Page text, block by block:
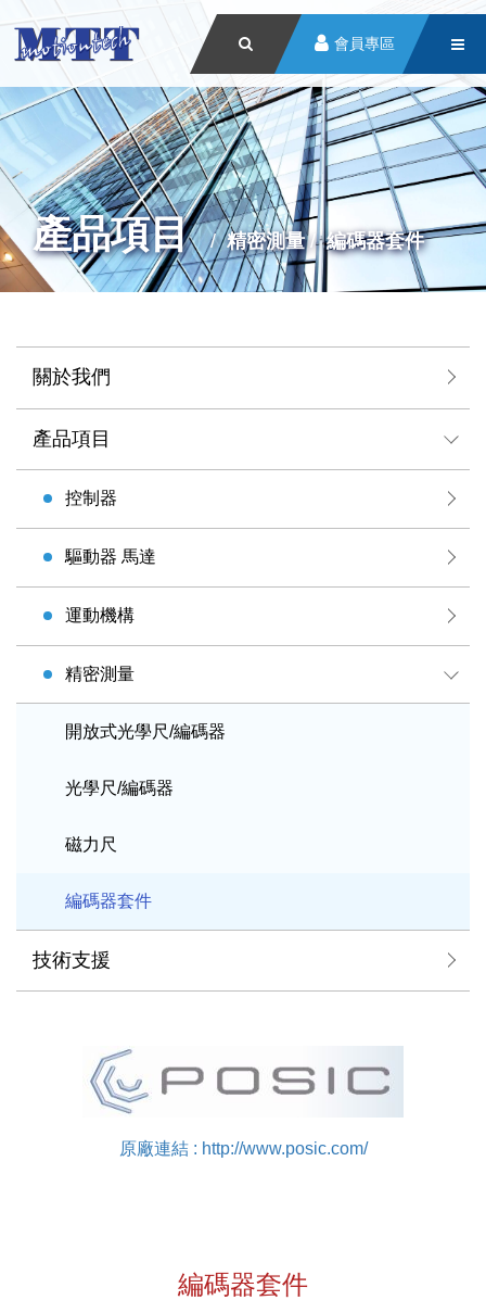
會員專區
產品項目 精密測量 編碼器套件
關於我們
產品項目
控制器
驅動器 馬達
運動機構
精密測量
開放式光學尺/編碼器
光學尺/編碼器
磁力尺
編碼器套件
技術支援
原廠連結 : http://www.posic.com/
編碼器套件